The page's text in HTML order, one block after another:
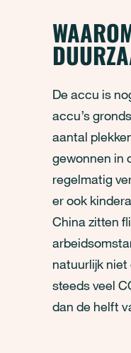
De accu is
accu’s
aantal
gewonnen in
regelmatig
er ook
China zitten
natuurlijk niet
steeds veel
dan de helft